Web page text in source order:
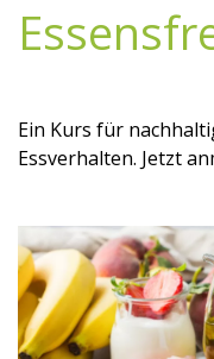
Ein Kurs für
Essverhalten. Jetzt